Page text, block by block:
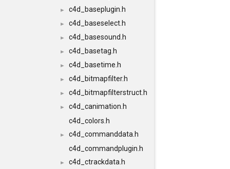
► c4d_baseplugin.h
► c4d_baseselect.h
► c4d_basesound.h
► c4d_basetag.h
► c4d_basetime.h
► c4d_bitmapfilter.h
► c4d_bitmapfilterstruct.h
►
c4d_canimation.h
c4d_colors.h
►
c4d_commanddata.h
c4d_commandplugin.h
►
c4d_ctrackdata.h